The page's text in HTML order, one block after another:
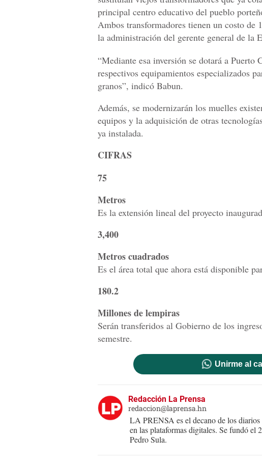
principal centro educativo del pueblo
Ambos transformadores tienen un costo
la administración del gerente general de la
“Mediante esa inversión se dotará a Puerto
respectivos equipamientos especializados
granos”, indicó Babun.
Además, se modernizarán los muelles
equipos y la adquisición de otras
ya instalada.
CIFRAS
75
Metros
Es la extensión lineal del proyecto
3,400
Metros cuadrados
Es el área total que ahora está disponible
180.2
Millones de lempiras
Serán transferidos al Gobierno de los
semestre.
Unirme al
Redacción La Prensa
redaccion@laprensa.hn
LA PRENSA es el decano de los
en las plataformas digitales. Se fundó el
Pedro Sula.